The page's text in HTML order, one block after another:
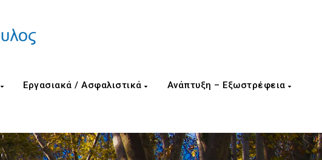
Εργασιακά / Ασφαλιστικά Ανάπτυξη – Εξωστρέφεια